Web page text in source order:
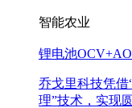
智能农业
锂电池
乔戈里科技凭
理”技术，实现